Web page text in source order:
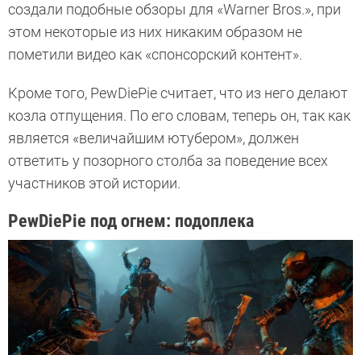
создали подобные обзоры для «Warner Bros.», при
этом некоторые из них никаким образом не
пометили видео как «спонсорский контент».
Кроме того, PewDiePie считает, что из него делают
козла отпущения. По его словам, теперь он, так как
является «величайшим ютубером», должен
ответить у позорного столба за поведение всех
участников этой истории.
PewDiePie под огнем: подоплека